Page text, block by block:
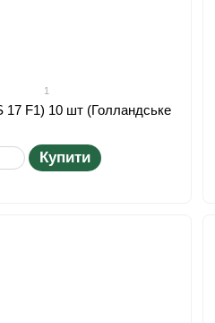
1
17 F1) 10 шт (Голландське
Купити